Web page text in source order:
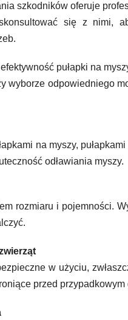
szkodników oferuje
się z nimi,
pułapki na
wyborze odpowiedniego
na myszy,
odławiania myszy.
rozmiaru i pojemności.
w użyciu,
przed przypadkowym